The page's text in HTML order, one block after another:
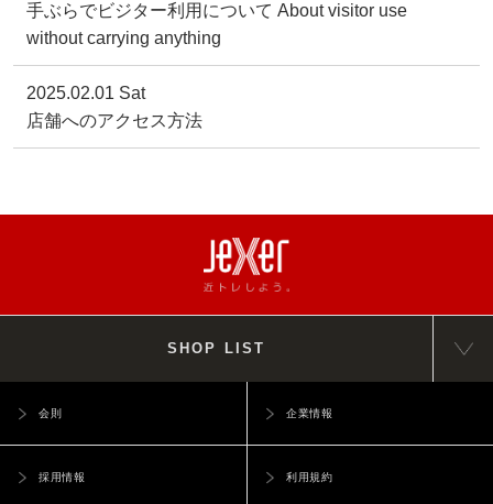
手ぶらでビジター利用について About visitor use
without carrying anything
2025.02.01 Sat
店舗へのアクセス方法
SHOP LIST
会則 企業情報
採用情報 利用規約